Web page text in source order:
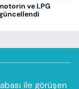
ve LPG
ile görüşen